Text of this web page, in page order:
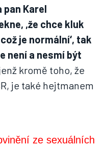
pan Karel
,že chce kluk
je normální‘, tak
není a nesmí být
kromě toho, že
je také hejtmanem
ze sexuálních